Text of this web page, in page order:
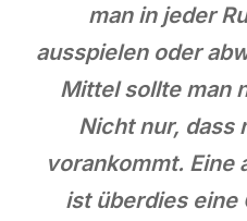
man in jeder
ausspielen oder
Mittel sollte man
Nicht nur, dass
vorankommt. Eine
ist überdies eine